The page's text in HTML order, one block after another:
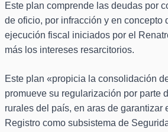
Este plan comprende las deudas por
de oficio, por infracción y en concepto
ejecución fiscal iniciados por el
más los intereses resarcitorios.
Este plan «propicia la consolidación
promueve su regularización por parte
rurales del país, en aras de garantizar
Registro como subsistema de